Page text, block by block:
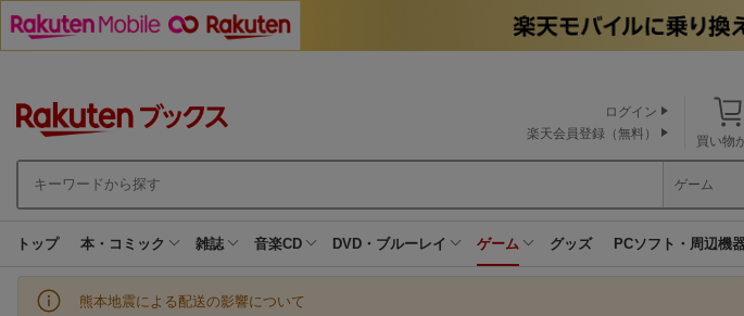
買い物
ログイン
楽天会員登録（無料）
ゲーム
トップ 本・コミック 雑誌 音楽CD DVD・ブルーレイ ゲーム グッズ PCソフト・周辺機
熊本地震による配送の影響について